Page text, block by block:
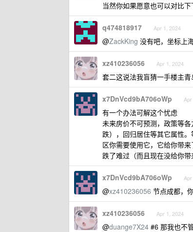
当然你如果愿意也可以对比
q474818917 Apr 1, 2024
@ZackKing 没有吧，坐标上
xz410236056 Apr 1, 2024
套二这说法我盲猜一手楼主青
x7DnVcd9bA706oWp
有一个办法可解这个忧虑
未来房价不可预测，政策等
跌），回归居住等其它属性
区你需要使用它，它给你带
跌了难过（而且现在没给你
x7DnVcd9bA706oWp
@xz410236056 节点成都，
xz410236056 Apr 1, 2024
@duange7X24 #6 那我也不